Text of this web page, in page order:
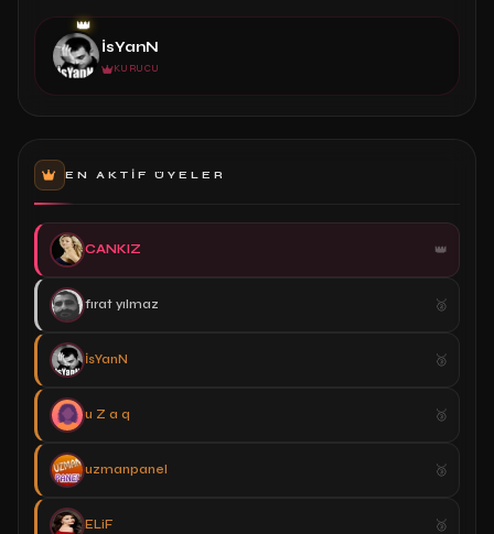
👑
İsYanN
KURUCU
EN AKTIF ÜYELER
CANKIZ
fırat yılmaz
İsYanN
u Z a q
uzmanpanel
ELiF